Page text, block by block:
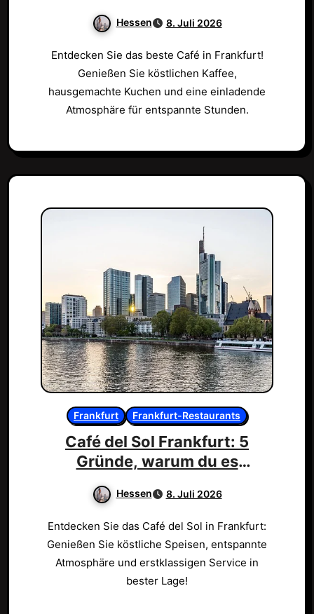
Hessen 8. Juli 2026
Entdecken Sie das beste Café in Frankfurt!
Genießen Sie köstlichen Kaffee,
hausgemachte Kuchen und eine einladende
Atmosphäre für entspannte Stunden.
Frankfurt Frankfurt-Restaurants
Café del Sol Frankfurt: 5
Gründe, warum du es
Hessen 8. Juli 2026
Entdecken Sie das Café del Sol in Frankfurt:
Genießen Sie köstliche Speisen, entspannte
Atmosphäre und erstklassigen Service in
bester Lage!